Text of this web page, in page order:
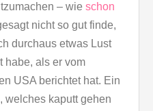
– wie schon
nicht so gut finde,
durchaus etwas Lust
habe, als er vom
USA berichtet hat. Ein
welches kaputt gehen